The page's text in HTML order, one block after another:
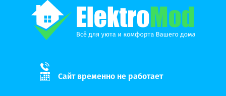
Сайт временно не работает